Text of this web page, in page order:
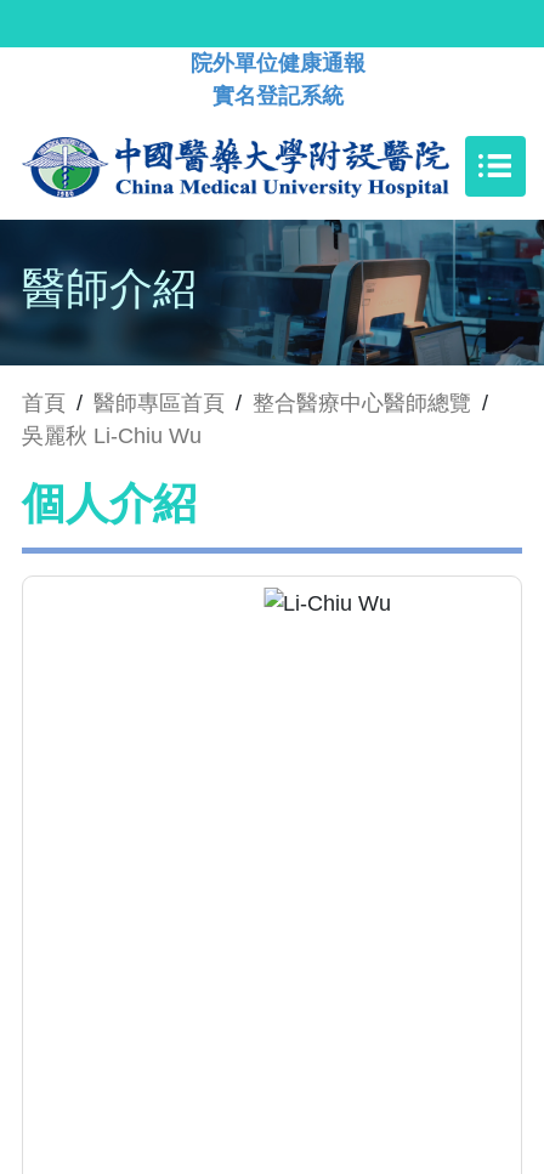
院外單位健康通報
實名登記系統
醫師介紹
首頁 / 醫師專區首頁 / 整合醫療中心醫師總覽 /
吳麗秋 Li-Chiu Wu
個人介紹